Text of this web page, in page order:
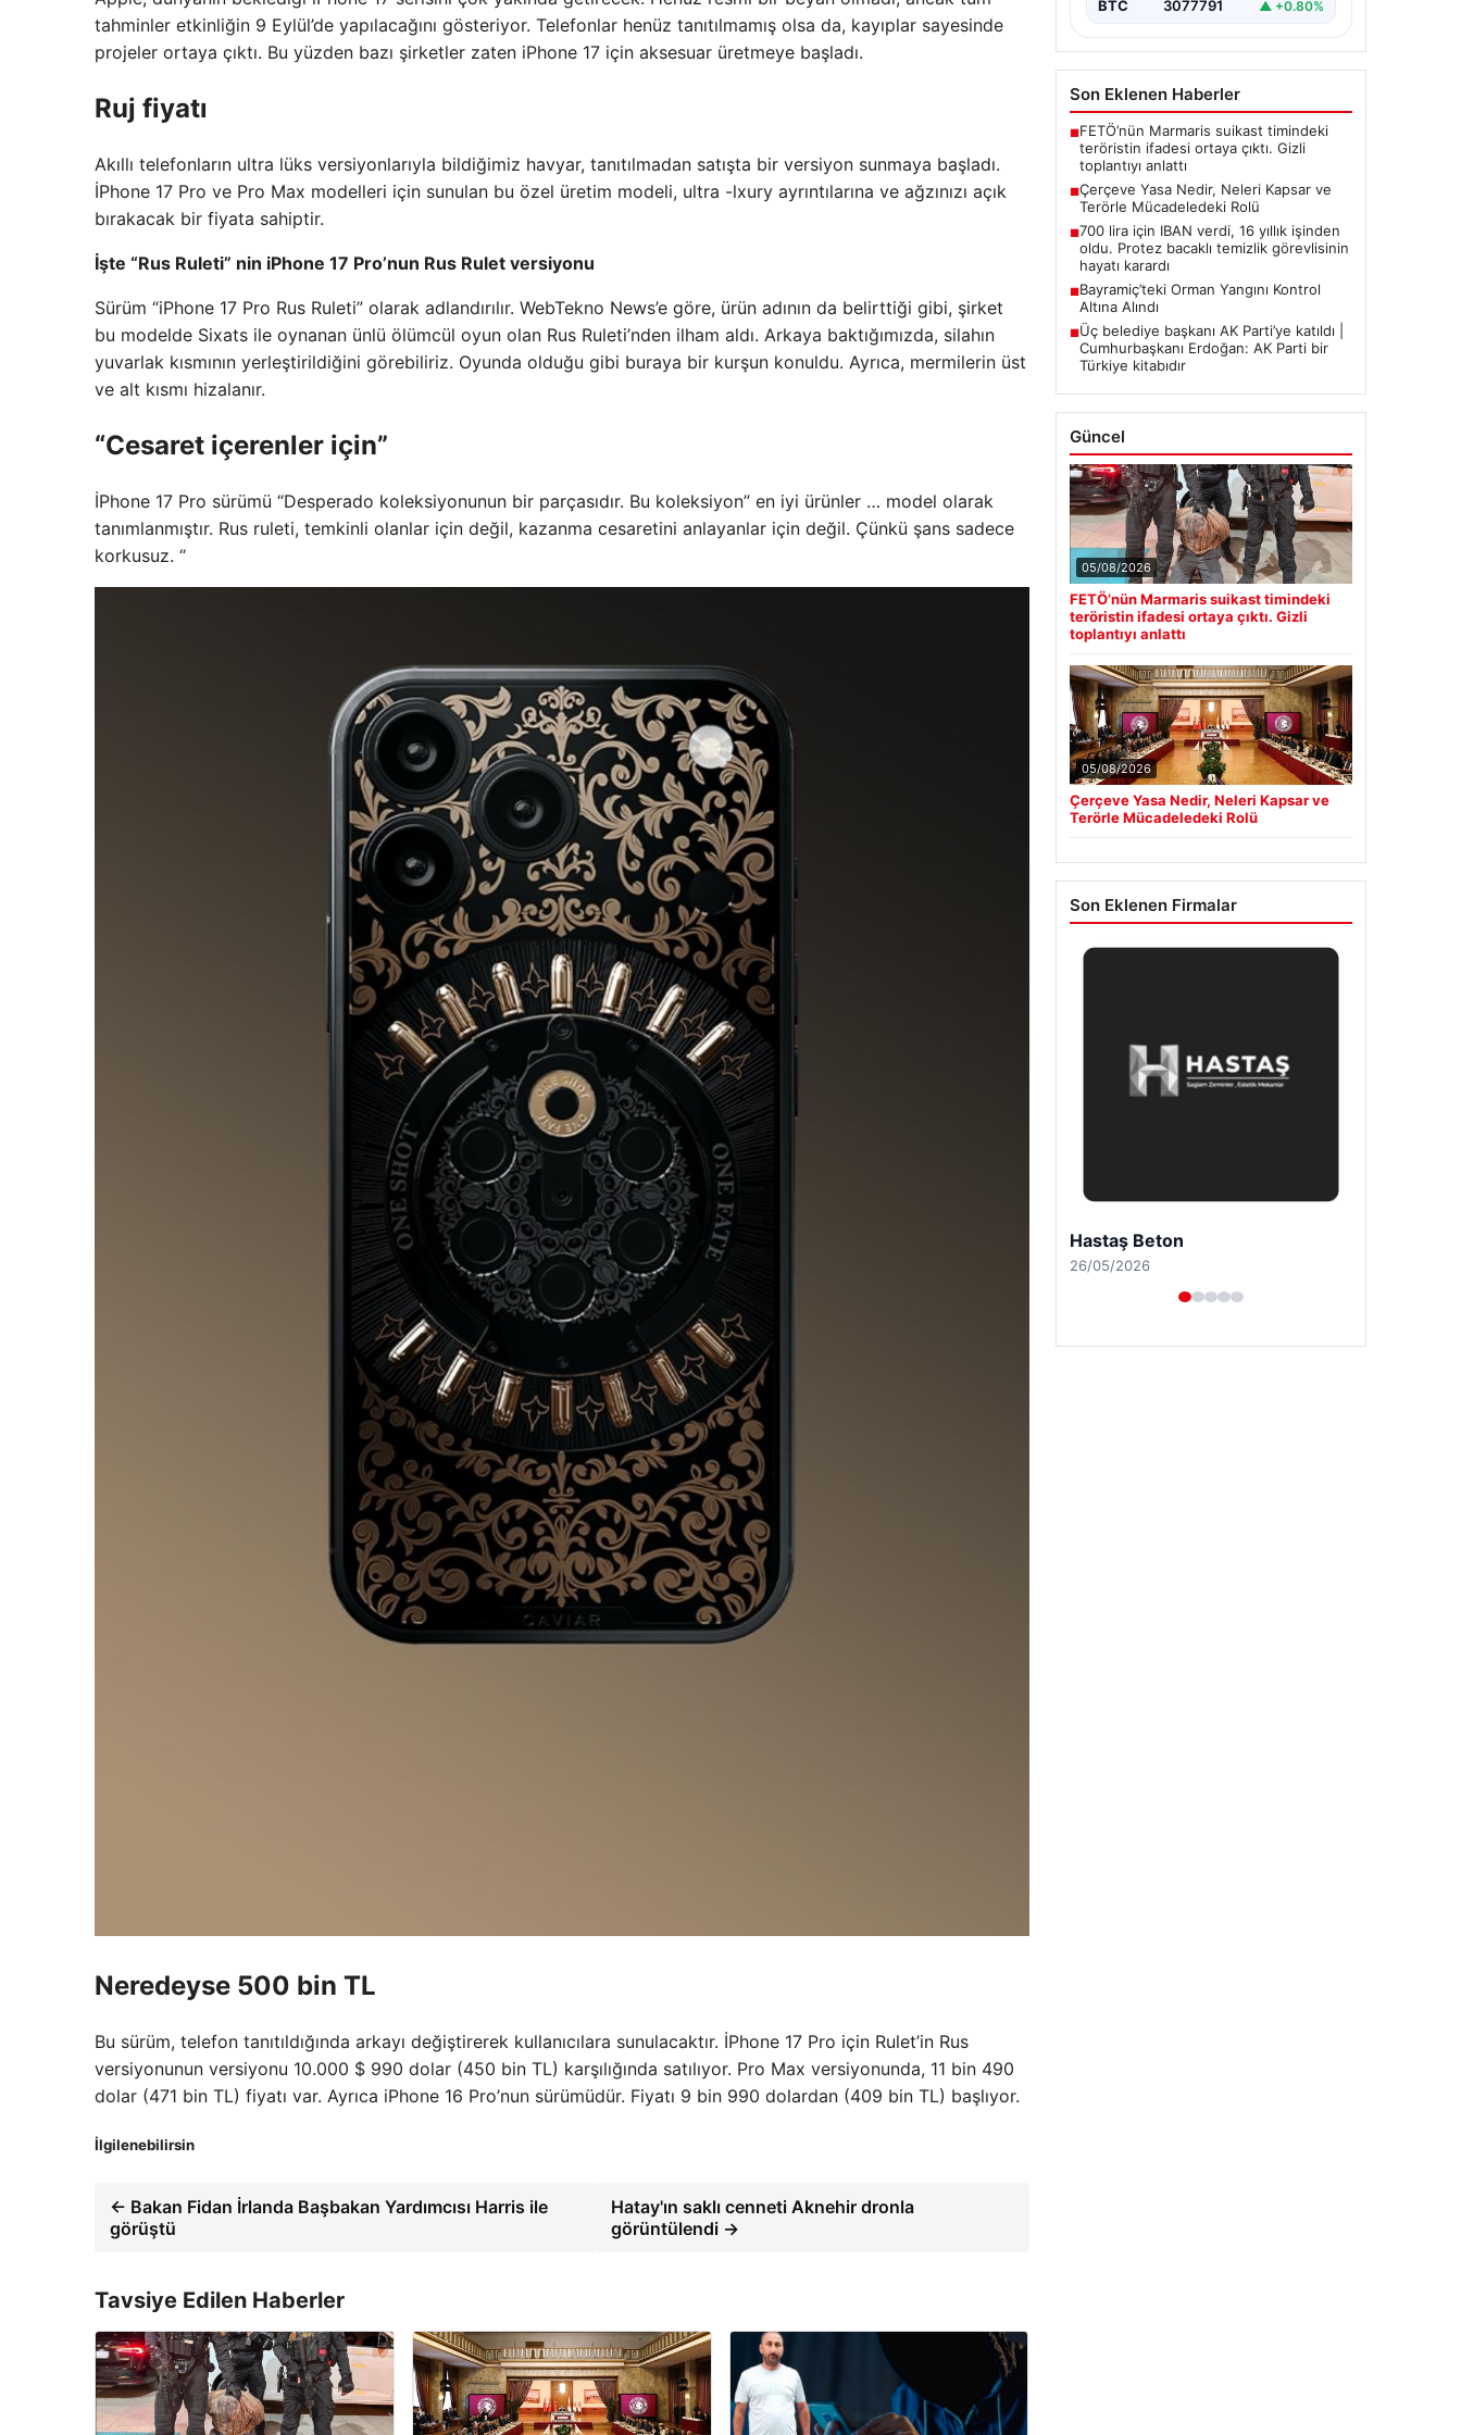
tahminler etkinliğin 9 Eylül’de yapılacağını gösteriyor. Telefonlar henüz tanıtılmamış olsa da, kayıplar sayesinde
projeler ortaya çıktı. Bu yüzden bazı şirketler zaten iPhone 17 için aksesuar üretmeye başladı.
Ruj fiyatı
Akıllı telefonların ultra lüks versiyonlarıyla bildiğimiz havyar, tanıtılmadan satışta bir versiyon sunmaya başladı.
İPhone 17 Pro ve Pro Max modelleri için sunulan bu özel üretim modeli, ultra -lxury ayrıntılarına ve ağzınızı açık
bırakacak bir fiyata sahiptir.
İşte “Rus Ruleti” nin iPhone 17 Pro’nun Rus Rulet versiyonu
Sürüm “iPhone 17 Pro Rus Ruleti” olarak adlandırılır. WebTekno News’e göre, ürün adının da belirttiği gibi, şirket
bu modelde Sixats ile oynanan ünlü ölümcül oyun olan Rus Ruleti’nden ilham aldı. Arkaya baktığımızda, silahın
yuvarlak kısmının yerleştirildiğini görebiliriz. Oyunda olduğu gibi buraya bir kurşun konuldu. Ayrıca, mermilerin üst
ve alt kısmı hizalanır.
“Cesaret içerenler için”
İPhone 17 Pro sürümü “Desperado koleksiyonunun bir parçasıdır. Bu koleksiyon” en iyi ürünler … model olarak
tanımlanmıştır. Rus ruleti, temkinli olanlar için değil, kazanma cesaretini anlayanlar için değil. Çünkü şans sadece
korkusuz. “
Neredeyse 500 bin TL
Bu sürüm, telefon tanıtıldığında arkayı değiştirerek kullanıcılara sunulacaktır. İPhone 17 Pro için Rulet’in Rus
versiyonunun versiyonu 10.000 $ 990 dolar (450 bin TL) karşılığında satılıyor. Pro Max versiyonunda, 11 bin 490
dolar (471 bin TL) fiyatı var. Ayrıca iPhone 16 Pro’nun sürümüdür. Fiyatı 9 bin 990 dolardan (409 bin TL) başlıyor.
İlgilenebilirsin
← Bakan Fidan İrlanda Başbakan Yardımcısı Harris ile
görüştü
Hatay'ın saklı cenneti Aknehir dronla
görüntülendi →
Tavsiye Edilen Haberler
BTC 3077791 ▲ +0.80%
Son Eklenen Haberler
■FETÖ’nün Marmaris suikast timindeki
teröristin ifadesi ortaya çıktı. Gizli
toplantıyı anlattı
■Çerçeve Yasa Nedir, Neleri Kapsar ve
Terörle Mücadeledeki Rolü
■700 lira için IBAN verdi, 16 yıllık işinden
oldu. Protez bacaklı temizlik görevlisinin
hayatı karardı
■Bayramiç’teki Orman Yangını Kontrol
Altına Alındı
■Üç belediye başkanı AK Parti’ye katıldı |
Cumhurbaşkanı Erdoğan: AK Parti bir
Türkiye kitabıdır
Güncel
05/08/2026
FETÖ’nün Marmaris suikast timindeki
teröristin ifadesi ortaya çıktı. Gizli
toplantıyı anlattı
05/08/2026
Çerçeve Yasa Nedir, Neleri Kapsar ve
Terörle Mücadeledeki Rolü
Son Eklenen Firmalar
Enes Kaplan Avukatlık Bürosu
28/04/2026